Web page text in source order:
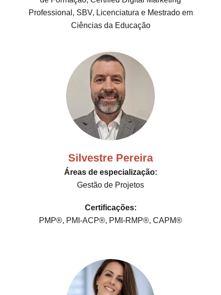
Professional, SBV, Licenciatura e Mestrado em
Ciências da Educação
Silvestre Pereira
Áreas de especialização:
Gestão de Projetos
Certificações:
PMP®, PMI-ACP®, PMI-RMP®, CAPM®